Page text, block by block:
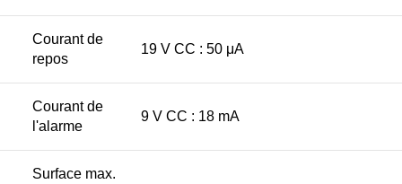
Courant de
repos
19 V CC : 50 μA
Courant de
l'alarme
9 V CC : 18 mA
Surface max.